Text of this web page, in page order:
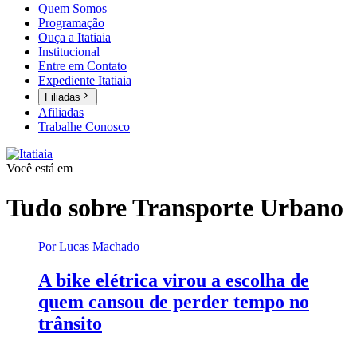
Quem Somos
Programação
Ouça a Itatiaia
Institucional
Entre em Contato
Expediente Itatiaia
Filiadas
Afiliadas
Trabalhe Conosco
Você está em
Tudo sobreTransporte Urbano
Por Lucas Machado
A bike elétrica virou a escolha de
quem cansou de perder tempo no
trânsito